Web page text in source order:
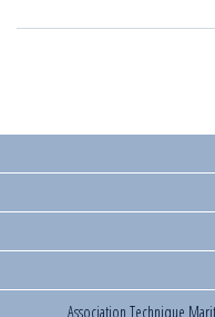
Association Technique